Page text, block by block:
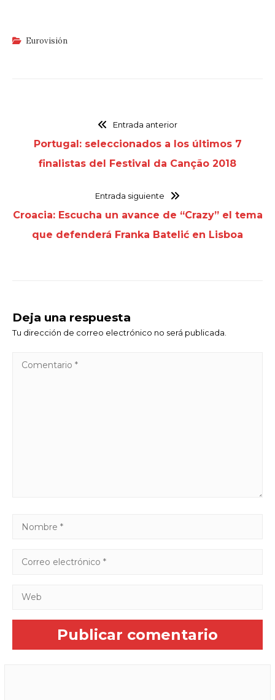
Eurovisión
Entrada anterior
Portugal: seleccionados a los últimos 7
finalistas del Festival da Canção 2018
Entrada siguiente
Croacia: Escucha un avance de “Crazy” el tema
que defenderá Franka Batelić en Lisboa
Deja una respuesta
Tu dirección de correo electrónico no será publicada.